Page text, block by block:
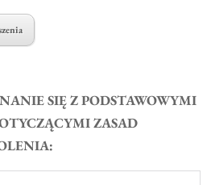
SIĘ Z PODSTAWOWYMI
ZASAD